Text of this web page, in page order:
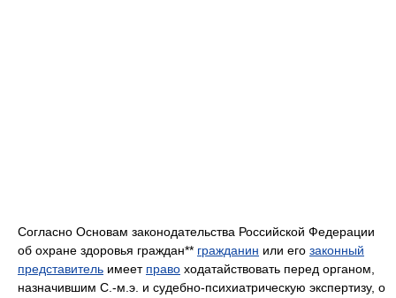
Согласно Основам законодательства Российской Федерации
об охране здоровья граждан** гражданин или его законный
представитель имеет право ходатайствовать перед органом,
назначившим С.-м.э. и судебно-психиатрическую экспертизу, о